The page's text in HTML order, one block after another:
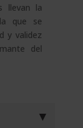
llevan la
que se
y validez
del